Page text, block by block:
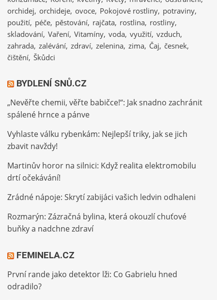
orchidej orchideje ovoce Pokojové rostliny potraviny
použití péče pěstování rajčata rostlina rostliny
skladování Vaření Vitamíny voda využití vzduch
zahrada zalévání zdraví zelenina zima Čaj česnek
čištění Škůdci
BYDLENÍ SNŮ.CZ
„Nevěřte chemii, věřte babičce!“: Jak snadno zachránit
spálené hrnce a pánve
Vyhlaste válku rybenkám: Nejlepší triky, jak se jich
zbavit navždy!
Martinův horor na silnici: Když realita elektromobilu
drtí očekávání!
Zrádné nápoje: Skrytí zabijáci vašich ledvin odhaleni
Rozmarýn: Zázračná bylina, která okouzlí chuťové
buňky a nadchne zdraví
FEMINELA.CZ
První rande jako detektor lži: Co Gabrielu hned
odradilo?